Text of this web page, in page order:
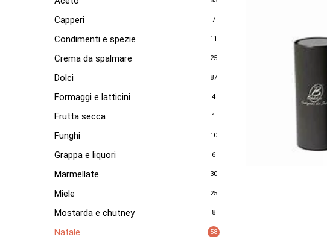
Capperi 7
Condimenti e spezie 11
Crema da spalmare 25
Dolci 87
Formaggi e latticini 4
Frutta secca 1
Funghi 10
Grappa e liquori 6
Marmellate 30
Miele 25
Mostarda e chutney 8
Natale 58